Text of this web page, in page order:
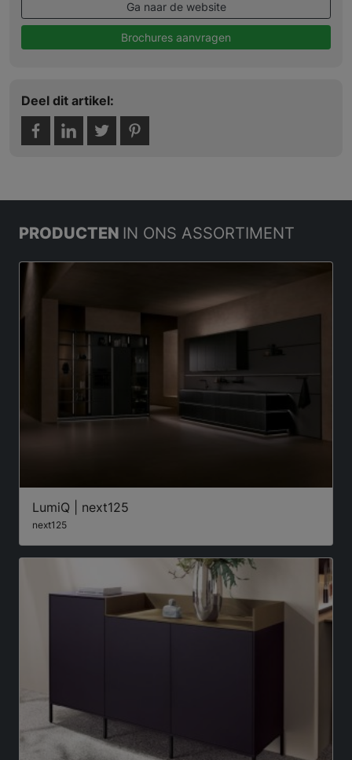
Ga naar de website
Brochures aanvragen
Deel dit artikel:
PRODUCTEN IN ONS ASSORTIMENT
LumiQ | next125
next125